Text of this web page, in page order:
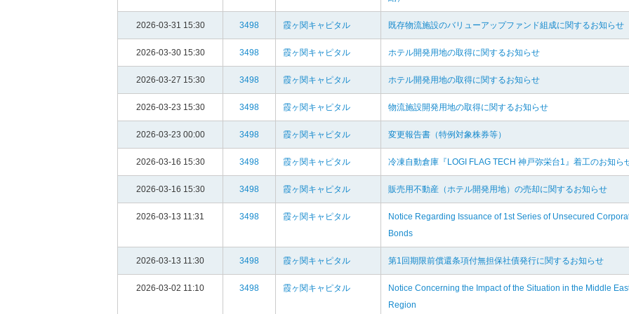
2026-03-31 15:30 3498 霞ヶ関キャピタル 既存物流施設のバリューアップファンド組成に関するお知らせ
2026-03-30 15:30 3498 霞ヶ関キャピタル ホテル開発用地の取得に関するお知らせ
2026-03-27 15:30 3498 霞ヶ関キャピタル ホテル開発用地の取得に関するお知らせ
2026-03-23 15:30 3498 霞ヶ関キャピタル 物流施設開発用地の取得に関するお知らせ
2026-03-23 00:00 3498 霞ヶ関キャピタル 変更報告書（特例対象株券等）
2026-03-16 15:30 3498 霞ヶ関キャピタル 冷凍自動倉庫『LOGI FLAG TECH 神戸弥栄台1』着工のお知ら
2026-03-16 15:30 3498 霞ヶ関キャピタル 販売用不動産（ホテル開発用地）の売却に関するお知らせ
2026-03-13 11:31 3498 霞ヶ関キャピタル
Notice Regarding Issuance of 1st Series of Unsecured
Bonds
2026-03-13 11:30 3498 霞ヶ関キャピタル 第1回期限前償還条項付無担保社債発行に関するお知らせ
2026-03-02 11:10 3498 霞ヶ関キャピタル
Notice Concerning the Impact of the Situation in the Middle
Region